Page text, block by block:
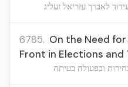
לאברך עזריאל זעליג
6785. On the Need
Front in Elections
ובפעולה בעיתה